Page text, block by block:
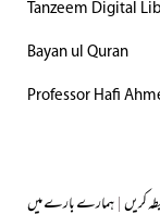
Tanzeem Digital
Bayan ul Quran
Professor Hafi
ہمارے بارے میں|کریں